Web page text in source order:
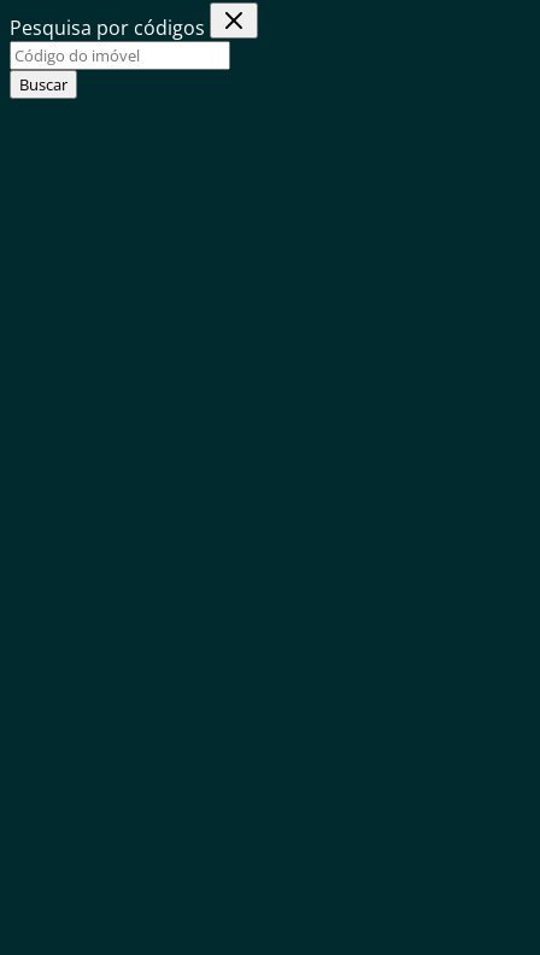
Pesquisa por códigos
Buscar